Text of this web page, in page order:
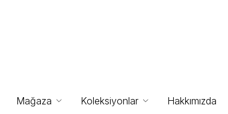
Mağaza Koleksiyonlar Hakkımızda